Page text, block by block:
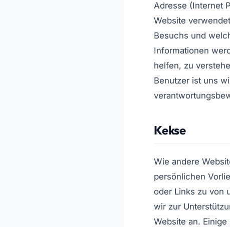
Adresse (Internet
Website
Besuchs und
Informationen
helfen, zu
Benutzer ist uns
Kekse
Wie andere
persönlichen
oder Links zu von
wir zur
Website an.